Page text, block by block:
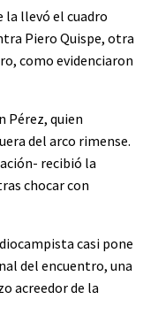
llevó el cuadro
Piero Quispe, otra
como evidenciaron
Pérez, quien
del arco rimense.
recibió la
chocar con
casi pone
del encuentro, una
acreedor de la